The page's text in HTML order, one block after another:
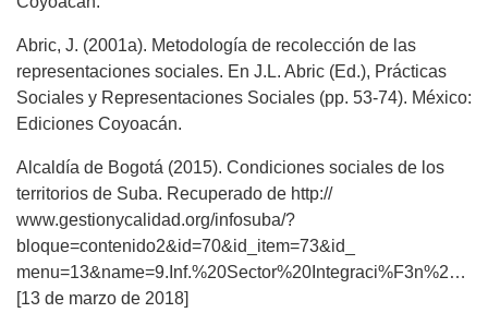
Abric, J. (2001a). Metodología de recolección de las
representaciones sociales. En J.L. Abric (Ed.), Prácticas
Sociales y Representaciones Sociales (pp. 53-74). México:
Ediciones Coyoacán.
Alcaldía de Bogotá (2015). Condiciones sociales de los
territorios de Suba. Recuperado de http://
www.gestionycalidad.org/infosuba/?
bloque=contenido2&id=70&id_item=73&id_
[13 de marzo de 2018]